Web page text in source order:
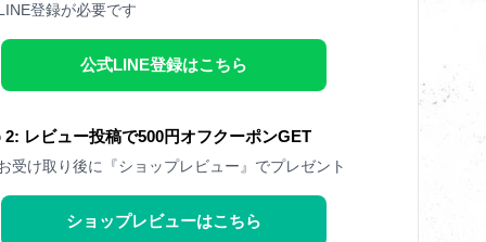
登録が必要です
公式LINE登録はこちら
2: レビュー投稿で500円オフクーポンGET
受け取り後に『ショップレビュー』でプレゼント
ショップレビューはこちら